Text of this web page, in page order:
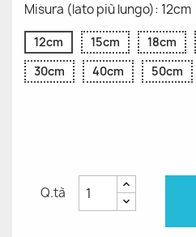
Misura (lato più lungo): 12cm
12cm 15cm 18cm
30cm
40cm 50cm
Q.tà